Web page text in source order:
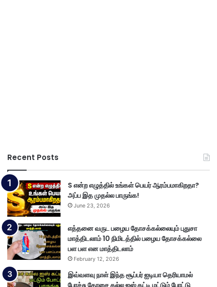
Recent Posts
S என்ற எழுத்தில் உங்கள் பெயர் ஆரம்பமாகிறதா?
அப்ப இத முதல்ல பாருங்க!
June 23, 2026
எத்தனை வருட பழைய தோசக்கல்லையும் புதுசா
மாத்திடலாம் 10 நிமிடத்தில் பழைய தோசக்கல்லை
பள பள என மாத்திடலாம்
February 12, 2026
இவ்வளவு நாள் இந்த சூப்பர் ஐடியா தெரியாமல்